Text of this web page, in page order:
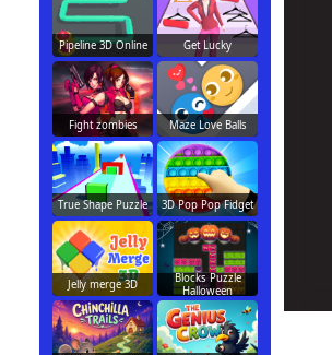
Pipeline 3D Online Get Lucky
Fight zombies Maze Love Balls
True Shape Puzzle 3D Pop Pop Fidget
Jelly merge 3D
Blocks Puzzle
Halloween